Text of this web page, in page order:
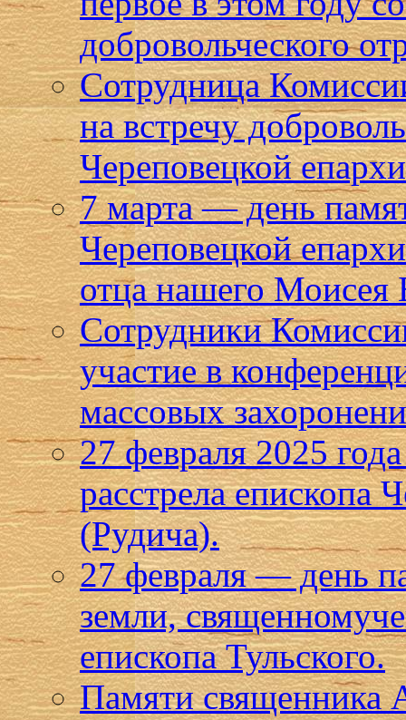
добровольческого
Сотрудница
на встречу
Череповецкой
7 марта — день
Череповецкой
отца нашего Моисея
Сотрудники
участие в
массовых
27 февраля 2025
расстрела епископа
(Рудича).
27 февраля — день
земли,
епископа Тульского.
Памяти священника